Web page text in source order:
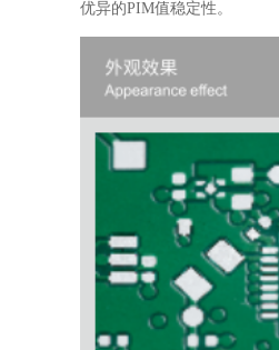
优异的PIM值稳定性。